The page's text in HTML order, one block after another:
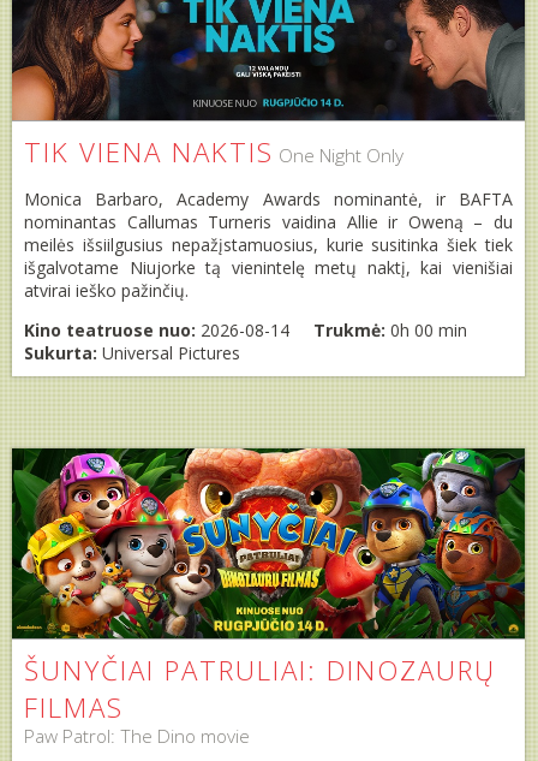
TIK VIENA NAKTIS One Night Only
Monica Barbaro, Academy Awards nominantė, ir BAFTA
nominantas Callumas Turneris vaidina Allie ir Oweną – du
meilės išsiilgusius nepažįstamuosius, kurie susitinka šiek tiek
išgalvotame Niujorke tą vienintelę metų naktį, kai vienišiai
atvirai ieško pažinčių.
Kino teatruose nuo: 2026-08-14 Trukmė: 0h 00 min
Sukurta: Universal Pictures
ŠUNYČIAI PATRULIAI: DINOZAURŲ
FILMAS
Paw Patrol: The Dino movie